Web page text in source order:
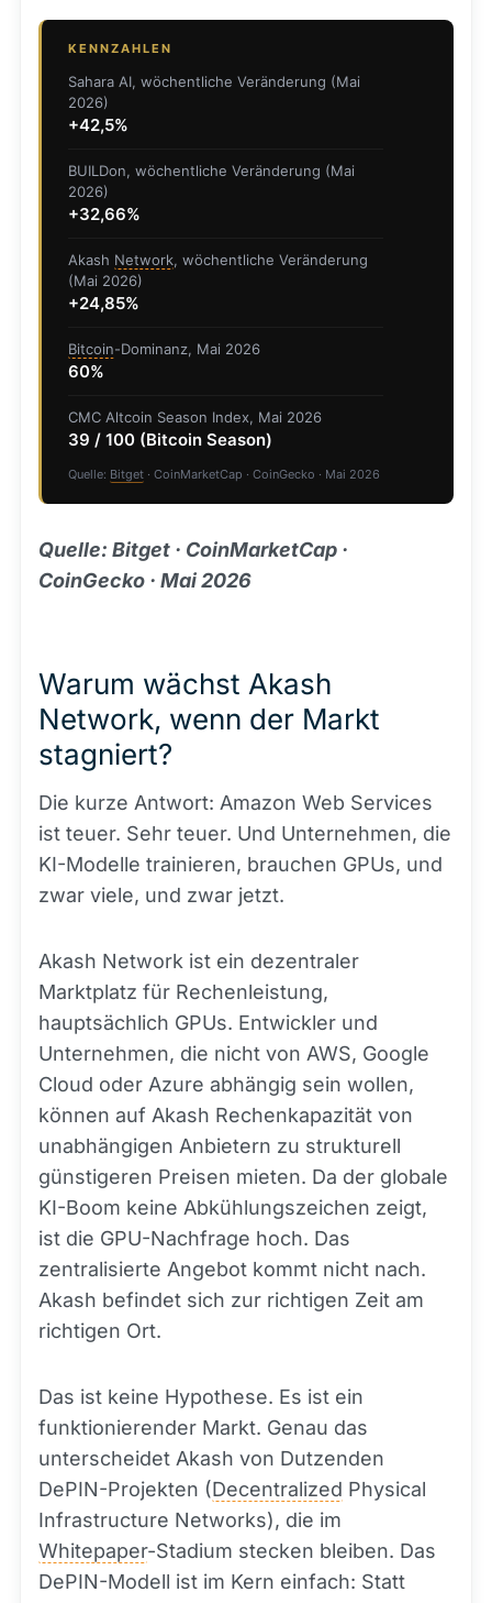
KENNZAHLEN
Sahara AI, wöchentliche Veränderung (Mai
2026)
+42,5%
BUILDon, wöchentliche Veränderung (Mai
2026)
+32,66%
Akash Network, wöchentliche Veränderung
(Mai 2026)
+24,85%
Bitcoin-Dominanz, Mai 2026
60%
CMC Altcoin Season Index, Mai 2026
39 / 100 (Bitcoin Season)
Quelle: Bitget · CoinMarketCap · CoinGecko · Mai 2026
Quelle: Bitget · CoinMarketCap ·
CoinGecko · Mai 2026
Warum wächst Akash
Network, wenn der Markt
stagniert?
Die kurze Antwort: Amazon Web Services
ist teuer. Sehr teuer. Und Unternehmen, die
KI-Modelle trainieren, brauchen GPUs, und
zwar viele, und zwar jetzt.
Akash Network ist ein dezentraler
Marktplatz für Rechenleistung,
hauptsächlich GPUs. Entwickler und
Unternehmen, die nicht von AWS, Google
Cloud oder Azure abhängig sein wollen,
können auf Akash Rechenkapazität von
unabhängigen Anbietern zu strukturell
günstigeren Preisen mieten. Da der globale
KI-Boom keine Abkühlungszeichen zeigt,
ist die GPU-Nachfrage hoch. Das
zentralisierte Angebot kommt nicht nach.
Akash befindet sich zur richtigen Zeit am
richtigen Ort.
Das ist keine Hypothese. Es ist ein
funktionierender Markt. Genau das
unterscheidet Akash von Dutzenden
DePIN-Projekten (Decentralized Physical
Infrastructure Networks), die im
Whitepaper-Stadium stecken bleiben. Das
DePIN-Modell ist im Kern einfach: Statt